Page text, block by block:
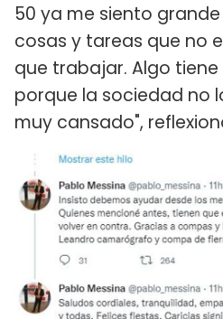
50 ya me siento
cosas y tareas que no
que trabajar. Algo
porque la sociedad no
muy cansado",